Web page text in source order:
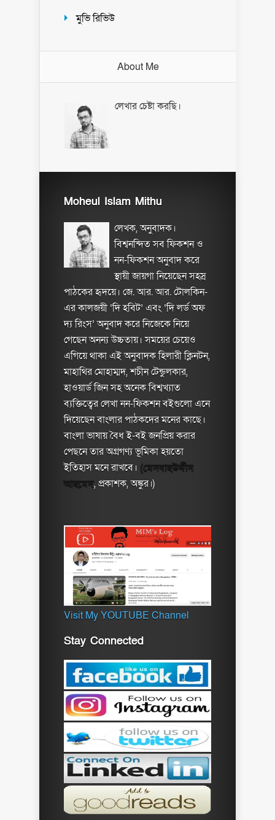
মুভি রিভিউ
About Me
লেখার চেষ্টা করছি।
Moheul Islam Mithu
লেখক, অনুবাদক।
বিশ্বনন্দিত সব ফিকশন ও
নন-ফিকশন অনুবাদ করে
স্থায়ী জায়গা নিয়েছেন সহস্র
পাঠকের হৃদয়ে। জে. আর. আর. টোলকিন-
এর কালজয়ী ‘দি হবিট’ এবং ‘দি লর্ড অফ
দ্য রিংস’ অনুবাদ করে নিজেকে নিয়ে
গেছেন অনন্য উচ্চতায়। সময়ের চেয়েও
এগিয়ে থাকা এই অনুবাদক হিলারী ক্লিনটন,
মাহাথির মোহাম্মদ, শচীন টেন্ডুলকার,
হাওয়ার্ড জিন সহ অনেক বিশ্বখ্যাত
ব্যক্তিত্বের লেখা নন-ফিকশন বইগুলো এনে
দিয়েছেন বাংলার পাঠকদের মনের কাছে।
বাংলা ভাষায় বৈধ ই-বই জনপ্রিয় করার
পেছনে তার অগ্রগণ্য ভূমিকা হয়তো
ইতিহাস মনে রাখবে। (মেসবাহউদ্দীন
আহমেদ, প্রকাশক, অঙ্কুর।)
Visit My YOUTUBE Channel
Stay Connected